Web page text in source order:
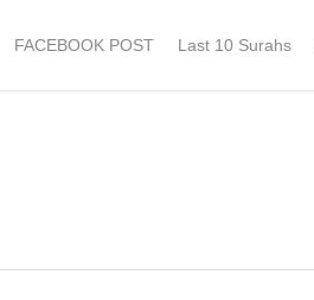
FACEBOOK POST Last 10 Surahs